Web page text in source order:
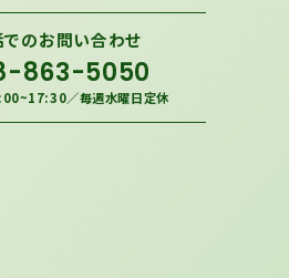
のお問い合わせ
863-5050
／毎週水曜日定休